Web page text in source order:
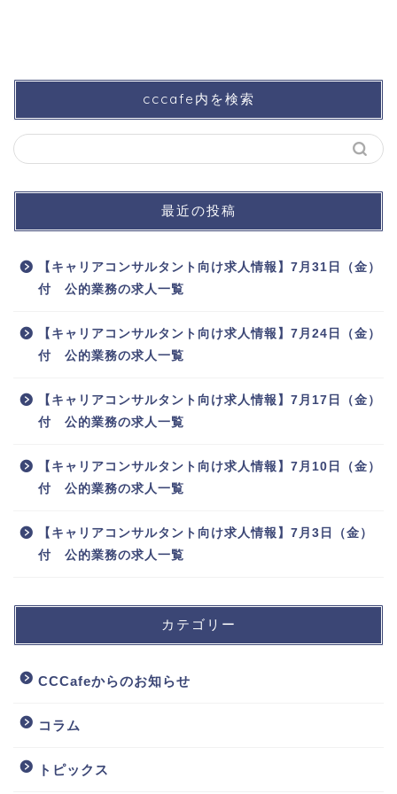
cccafe内を検索
最近の投稿
【キャリアコンサルタント向け求人情報】7月31日（金）
付 公的業務の求人一覧
【キャリアコンサルタント向け求人情報】7月24日（金）
付 公的業務の求人一覧
【キャリアコンサルタント向け求人情報】7月17日（金）
付 公的業務の求人一覧
【キャリアコンサルタント向け求人情報】7月10日（金）
付 公的業務の求人一覧
【キャリアコンサルタント向け求人情報】7月3日（金）
付 公的業務の求人一覧
カテゴリー
CCCafeからのお知らせ
コラム
トピックス